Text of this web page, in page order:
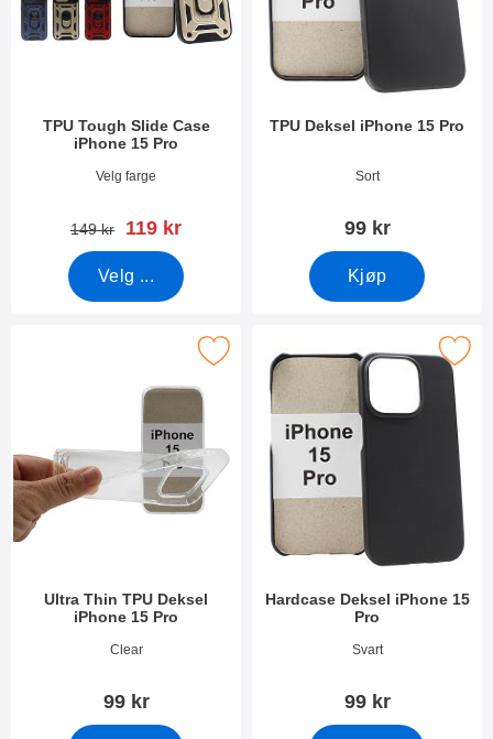
TPU Tough Slide Case
iPhone 15 Pro
Varenummer 49736
Velg farge
gammel pris
149 kr ny pris
119 kr
Velg ...
TPU Deksel iPhone 15 Pro
Varenummer 49238
Sort
99 kr
Kjøp
Ultra Thin TPU Deksel
iPhone 15 Pro
Varenummer 49237
Clear
99 kr
ultra Thin TPU Deksel iPhone 15 Pro som favoritt
Hardcase Deksel iPhone 15
Pro
Varenummer 49239
Svart
99 kr
Merk hardcase Deksel